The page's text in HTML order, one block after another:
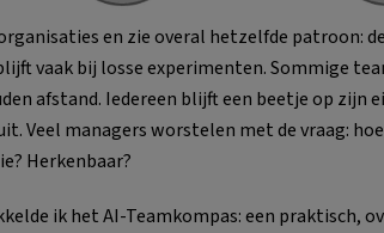
en zie overal hetzelfde patroon:
vaak bij losse experimenten. Sommige
afstand. Iedereen blijft een beetje op zijn
Veel managers worstelen met de vraag:
Herkenbaar?
ik het AI-Teamkompas: een praktisch,